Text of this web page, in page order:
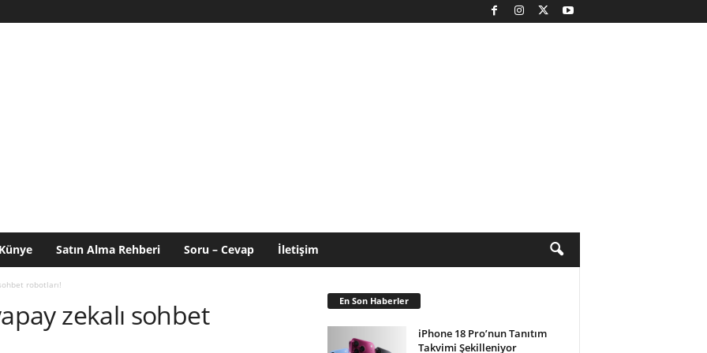
Künye Satın Alma Rehberi Soru – Cevap İletişim
robotları!
zekalı sohbet
En Son Haberler
iPhone 18 Pro’nun Tanıtım
Takvimi Şekilleniyor